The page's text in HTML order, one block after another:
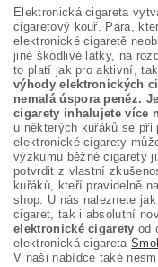
Elektronická cigareta
cigaretový kouř. Pára,
elektronické cigaretě
jiné škodlivé látky, na
to platí jak pro aktivní,
výhody elektronických
nemalá úspora peněz.
cigarety inhalujete více
u některých kuřáků se
elektronické cigarety
výzkumu běžné cigarety
potvrdit z vlastní
kuřáků, kteří pravidelně
shop. U nás naleznete
cigaret, tak i absolutní
elektronické cigarety od
elektronická cigareta
V naši nabídce také